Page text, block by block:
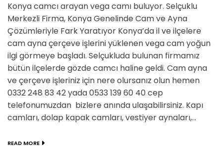
Konya camcı arayan vega camı buluyor. Selçuklu
Merkezli Firma, Konya Genelinde Cam ve Ayna
Çözümleriyle Fark Yaratıyor Konya’da il ve ilçelere
cam ayna çerçeve işlerini yüklenen vega cam yoğun
ilgi görmeye başladı. Selçukluda bulunan firmamız
bütün ilçelerde gözde camcı haline geldi. Cam ayna
ve çerçeve işleriniz için nere olursanız olun hemen
0332 248 83 42 yada 0533 139 60 40 cep
telefonumuzdan bizlere anında ulaşabilirsiniz. Kapı
camları, dolap kapak camları, vestiyer aynaları,...
READ MORE